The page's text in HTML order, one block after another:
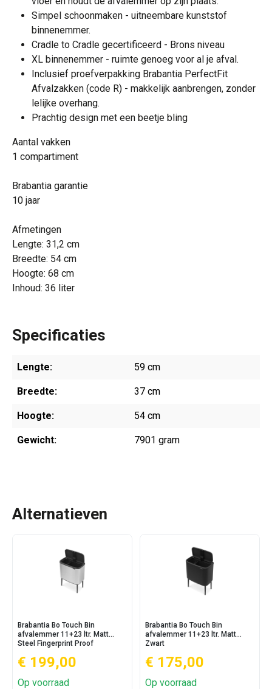
Simpel schoonmaken - uitneembare kunststof
binnenemmer.
Cradle to Cradle gecertificeerd - Brons niveau
XL binnenemmer - ruimte genoeg voor al je afval.
Inclusief proefverpakking Brabantia PerfectFit
Afvalzakken (code R) - makkelijk aanbrengen, zonder
lelijke overhang.
Prachtig design met een beetje bling
Aantal vakken
1 compartiment
Brabantia garantie
10 jaar
Afmetingen
Lengte: 31,2 cm
Breedte: 54 cm
Hoogte: 68 cm
Inhoud: 36 liter
Specificaties
Lengte: 59 cm
Breedte: 37 cm
Hoogte: 54 cm
Gewicht: 7901 gram
Alternatieven
Brabantia Bo Touch Bin
afvalemmer 11+23 ltr. Matt
Steel Fingerprint Proof
€ 199,00
Op voorraad
Brabantia Bo Touch Bin
afvalemmer 11+23 ltr. Matt
Zwart
€ 175,00
Op voorraad